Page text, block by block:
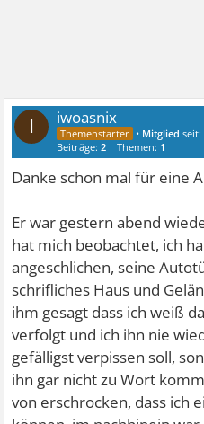
I iwoasnix
• Mitglied seit:
Beiträge:2 Themen: 1
Danke schon mal für eine
Er war gestern abend
hat mich beobachtet, ich
angeschlichen, seine
schrifliches Haus und
ihm gesagt dass ich weiß
verfolgt und ich ihn nie
gefälligst verpissen soll,
ihn gar nicht zu Wort
von erschrocken, dass ich